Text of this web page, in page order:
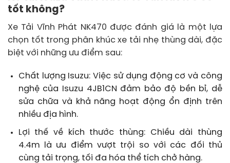
tốt không?
Xe Tải Vĩnh Phát NK470 được đánh giá là một lựa
chọn tốt trong phân khúc xe tải nhẹ thùng dài, đặc
biệt với những ưu điểm sau:
Chất lượng Isuzu: Việc sử dụng động cơ và công
nghệ của Isuzu 4JB1CN đảm bảo độ bền bỉ, dễ
sửa chữa và khả năng hoạt động ổn định trên
nhiều địa hình.
Lợi thế về kích thước thùng: Chiều dài thùng
4.4m là ưu điểm vượt trội so với các đối thủ
cùng tải trọng, tối đa hóa thể tích chở hàng.